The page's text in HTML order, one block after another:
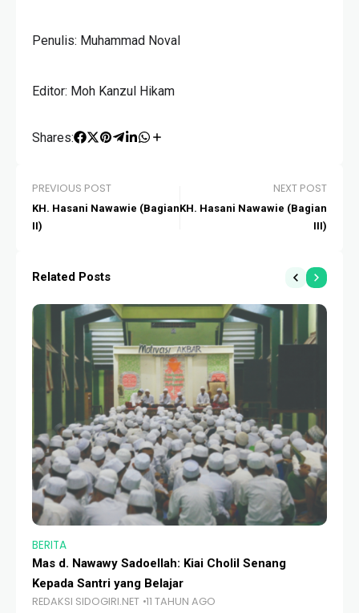
Penulis: Muhammad Noval
Editor: Moh Kanzul Hikam
Shares:
PREVIOUS POST
KH. Hasani Nawawie (Bagian
II)
NEXT POST
KH. Hasani Nawawie (Bagian
III)
Related Posts
BERITA
Mas d. Nawawy Sadoellah: Kiai Cholil Senang
Kepada Santri yang Belajar
REDAKSI SIDOGIRI.NET 11 TAHUN AGO